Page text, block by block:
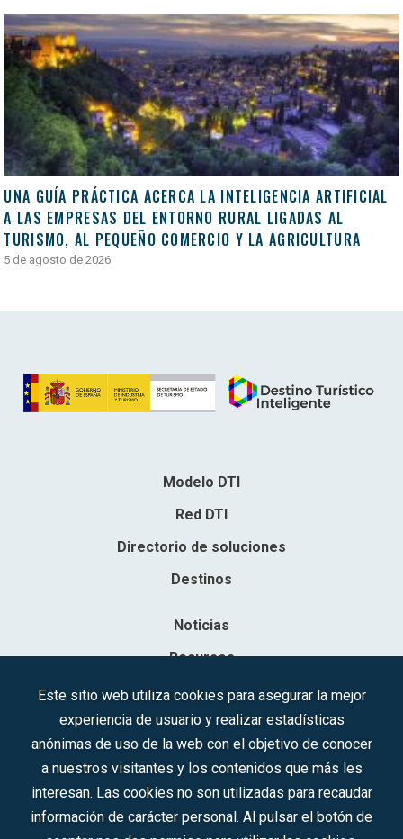
UNA GUÍA PRÁCTICA ACERCA LA INTELIGENCIA ARTIFICIAL
A LAS EMPRESAS DEL ENTORNO RURAL LIGADAS AL
TURISMO, AL PEQUEÑO COMERCIO Y LA AGRICULTURA
5 de agosto de 2026
Modelo DTI
Red DTI
Directorio de soluciones
Destinos
Noticias
Recursos
Contacto
Sociedad Mercantil Estatal para la Gestión de la Innovación y las
C.I.F.: A-81/874.984
Este sitio web utiliza cookies para asegurar la mejor
experiencia de usuario y realizar estadísticas
anónimas de uso de la web con el objetivo de conocer
a nuestros visitantes y los contenidos que más les
interesan. Las cookies no son utilizadas para recaudar
información de carácter personal. Al pulsar el botón de